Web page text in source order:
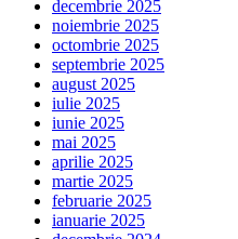
decembrie 2025
noiembrie 2025
octombrie 2025
septembrie 2025
august 2025
iulie 2025
iunie 2025
mai 2025
aprilie 2025
martie 2025
februarie 2025
ianuarie 2025